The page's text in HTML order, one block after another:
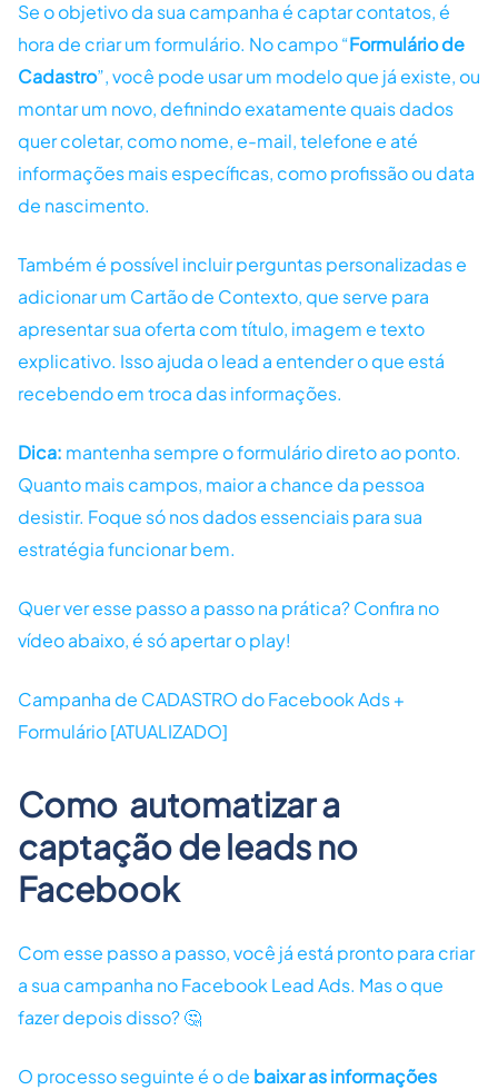
Se o objetivo da sua campanha é captar contatos, é
hora de criar um formulário. No campo “Formulário de
Cadastro”, você pode usar um modelo que já existe, ou
montar um novo, definindo exatamente quais dados
quer coletar, como nome, e-mail, telefone e até
informações mais específicas, como profissão ou data
de nascimento.
Também é possível incluir perguntas personalizadas e
adicionar um Cartão de Contexto, que serve para
apresentar sua oferta com título, imagem e texto
explicativo. Isso ajuda o lead a entender o que está
recebendo em troca das informações.
Dica: mantenha sempre o formulário direto ao ponto.
Quanto mais campos, maior a chance da pessoa
desistir. Foque só nos dados essenciais para sua
estratégia funcionar bem.
Quer ver esse passo a passo na prática? Confira no
vídeo abaixo, é só apertar o play!
Campanha de CADASTRO do Facebook Ads +
Formulário [ATUALIZADO]
Como automatizar a
captação de leads no
Facebook
Com esse passo a passo, você já está pronto para criar
a sua campanha no Facebook Lead Ads. Mas o que
fazer depois disso? 🤔
O processo seguinte é o de baixar as informações